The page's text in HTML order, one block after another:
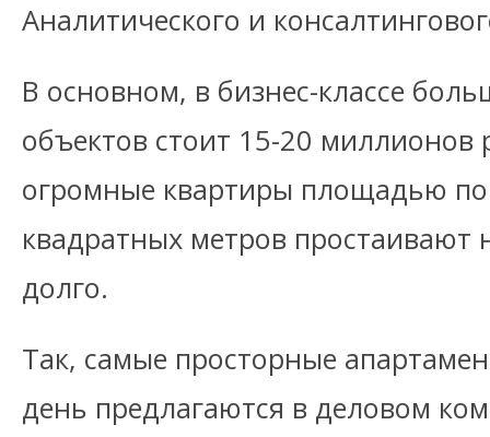
Аналитического и
В основном, в бизнес-классе
объектов стоит 15-20 миллионов
огромные квартиры площадью по
квадратных метров простаивают
долго.
Так, самые просторные
день предлагаются в деловом